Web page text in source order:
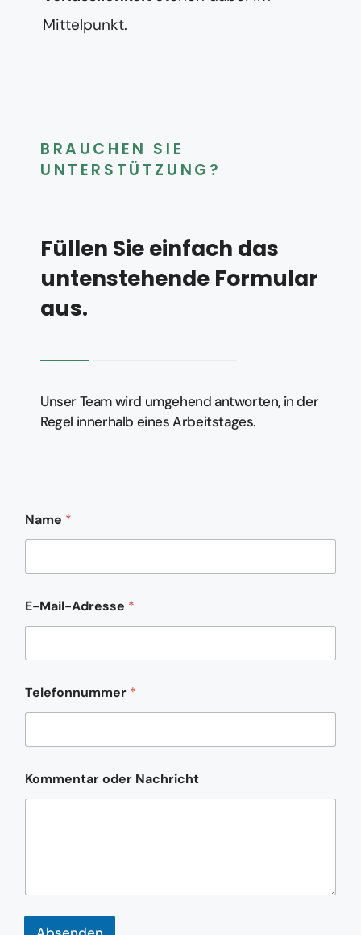
Mittelpunkt.
BRAUCHEN SIE
UNTERSTÜTZUNG?
Füllen Sie einfach das
untenstehende Formular
aus.
Unser Team wird umgehend antworten, in der
Regel innerhalb eines Arbeitstages.
Name *
E-Mail-Adresse *
K
o
m
n
t
a
r
Telefonnummer *
Kommentar oder Nachricht